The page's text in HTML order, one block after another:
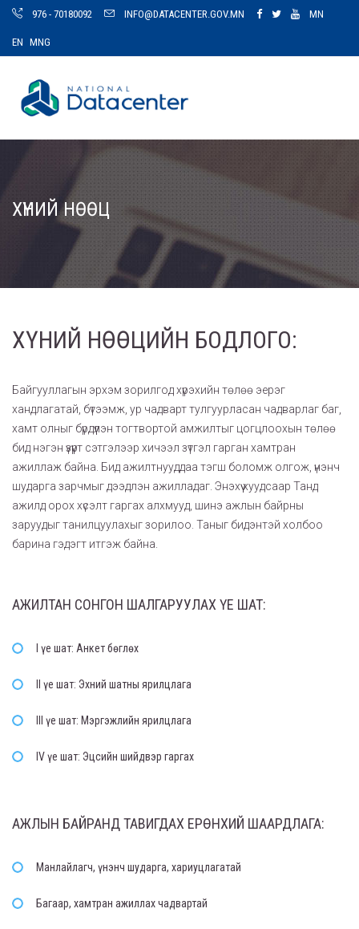
976 - 70180092 INFO@DATACENTER.GOV.MN MN
EN MNG
ХҮНИЙ НӨӨЦ
ХҮНИЙ НӨӨЦИЙН БОДЛОГО:
Байгууллагын эрхэм зорилгод хүрэхийн төлөө эерэг
хандлагатай, бүтээмж, ур чадварт тулгуурласан чадварлаг баг,
хамт олныг бүрдүүлэн тогтвортой амжилтыг цогцлоохын төлөө
бид нэгэн үзүүрт сэтгэлээр хичээл зүтгэл гарган хамтран
ажиллаж байна. Бид ажилтнууддаа тэгш боломж олгож, үнэнч
шударга зарчмыг дээдлэн ажилладаг. Энэхүү хуудсаар Танд
ажилд орох хүсэлт гаргах алхмууд, шинэ ажлын байрны
заруудыг танилцуулахыг зорилоо. Таныг бидэнтэй холбоо
барина гэдэгт итгэж байна.
АЖИЛТАН СОНГОН ШАЛГАРУУЛАХ ҮЕ ШАТ:
I үе шат: Анкет бөглөх
II үе шат: Эхний шатны ярилцлага
III үе шат: Мэргэжлийн ярилцлага
IV үе шат: Эцсийн шийдвэр гаргах
АЖЛЫН БАЙРАНД ТАВИГДАХ ЕРӨНХИЙ ШААРДЛАГА:
Манлайлагч, үнэнч шударга, хариуцлагатай
Багаар, хамтран ажиллах чадвартай